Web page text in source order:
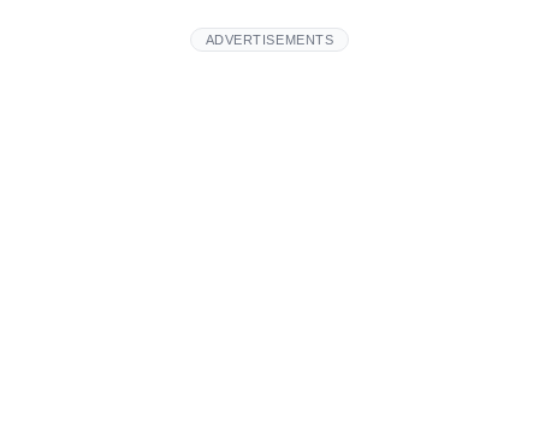
ADVERTISEMENTS